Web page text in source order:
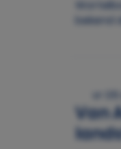
bekend
vr
Van